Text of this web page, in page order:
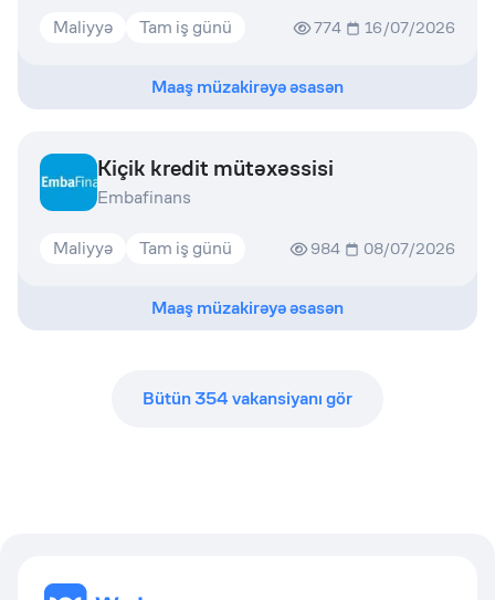
Maliyyə Tam iş günü 774 16/07/2026
Maaş müzakirəyə əsasən
Kiçik kredit mütəxəssisi
Embafinans
Maliyyə Tam iş günü 984 08/07/2026
Maaş müzakirəyə əsasən
Bütün354vakansiyanı gör